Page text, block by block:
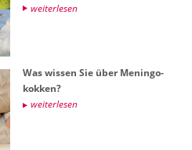
wei­ter­le­sen
Was wis­sen Sie über Me­nin­go­
kok­ken?
wei­ter­le­sen